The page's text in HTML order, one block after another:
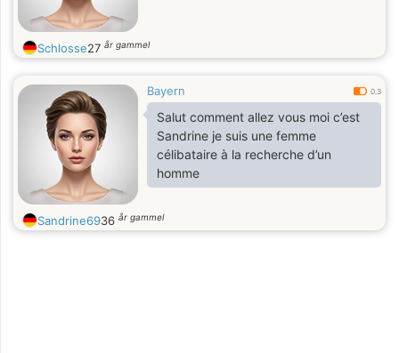
Schlosse27 år gammel
Bayern 0.3
Salut comment allez vous moi c’est
Sandrine je suis une femme
célibataire à la recherche d’un
homme
Sandrine6936 år gammel